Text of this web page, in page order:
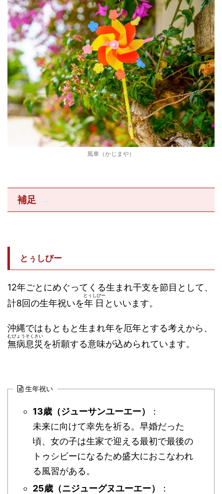
風車（かじまや）
補足
とぅしびー
12年ごとにめぐってくる生まれ干支を節目として、
計8回の生年祝いを年日
とぅしびー
といいます。
沖縄ではもともと生まれ年を厄年とする考えから、
無病息災
むびょうそくさい
を祈願する意味が込められています。
生年祝い
13歳（ジューサンユーエー）
：
未来に向けて幸先を祈る。早婚だった
頃、女の子は生家で迎える最初で最後の
トゥシビーになるため盛大におこなわれ
る風習がある。
25歳（ニジューグヌユーエー）
：